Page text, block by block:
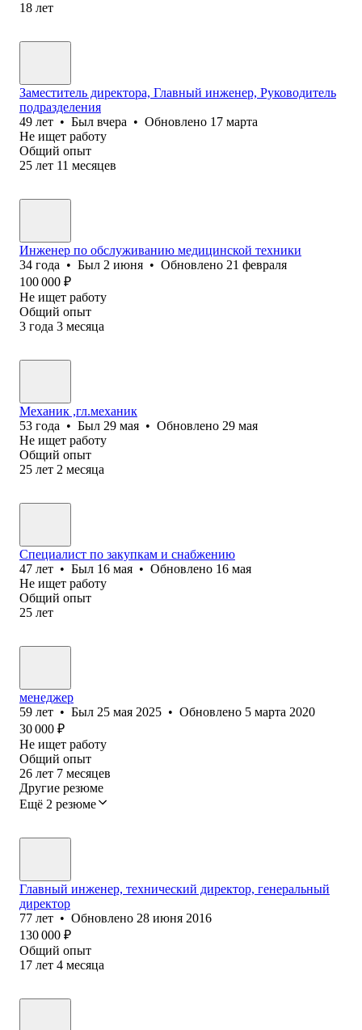
18 лет
Заместитель директора, Главный инженер, Руководитель
подразделения
49 лет • Был вчера • Обновлено 17 марта
Не ищет работу
Общий опыт
25 лет 11 месяцев
Инженер по обслуживанию медицинской техники
34 года • Был 2 июня • Обновлено 21 февраля
100 000 ₽
Не ищет работу
Общий опыт
3 года 3 месяца
Механик ,гл.механик
53 года • Был 29 мая • Обновлено 29 мая
Не ищет работу
Общий опыт
25 лет 2 месяца
Специалист по закупкам и снабжению
47 лет • Был 16 мая • Обновлено 16 мая
Не ищет работу
Общий опыт
25 лет
менеджер
59 лет • Был 25 мая 2025 • Обновлено 5 марта 2020
30 000 ₽
Не ищет работу
Общий опыт
26 лет 7 месяцев
Другие резюме
Ещё 2 резюме
Главный инженер, технический директор, генеральный
директор
77 лет • Обновлено 28 июня 2016
130 000 ₽
Общий опыт
17 лет 4 месяца